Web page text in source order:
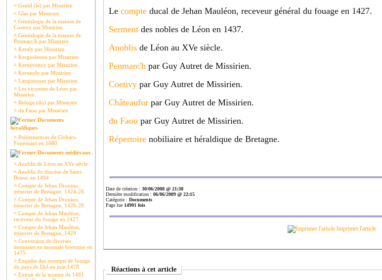
¤ Gentil (le) par Missirien
¤ Glas par Missirien
¤ Généalogie de la maison de
Coetivy par Missirien
¤ Généalogie de la maison de
Penmarc'h par Missirien
¤ Keraly par Missirien
¤ Kerguelenen par Missirien
¤ Kernevenoy par Missirien
¤ Kersaudy par Missirien
¤ Langueouez par Missirien
¤ Les vicomtes de Léon par
Missirien
¤ Refuge (du) par Missirien
¤ du Faou par Missirien
Documents
héraldiques
¤ Prééminences de Clohars-
Fouesnant en 1680
Documents médiévaux
¤ Anoblis de Léon au XVe siècle
¤ Anoblis du diocèse de Saint-
Brieuc en 1494
¤ Compte de Jehan Droniou,
trésorier de Bretagne, 1424-26
¤ Compte de Jehan Droniou,
trésorier de Bretagne, 1426-28
¤ Compte de Jehan Mauléon,
receveur du fouage en 1427
¤ Compte de Jehan Mauléon,
trésorier de Bretagne, 1429
¤ Conversion de diverses
monnaies en monnaie bretonne en
1475
¤ Enquête des exempts de fouage
du pays de Dol en juin 1478.
¤ Extrait de la montre de 1481
Le compte ducal de Jehan Mauléon, receveur général du fouage en 1427.
Serment des nobles de Léon en 1437.
Anoblis de Léon au XVe siècle.
Penmarc'h par Guy Autret de Missirien.
Coetivy par Guy Autret de Missirien.
Châteaufur par Guy Autret de Missirien.
du Faou par Guy Autret de Missirien.
Répertoire nobiliaire et héraldique de Bretagne.
Date de création : 30/06/2008 @ 21:38
Dernière modification : 06/06/2009 @ 22:15
Catégorie : Documents
Page lue 14901 fois
Imprimer l'article
Réactions à cet article